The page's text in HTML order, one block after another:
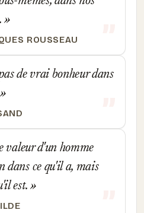
ROUSSEAU
de vrai bonheur dans
d'un homme
dans ce qu'il a, mais
est.